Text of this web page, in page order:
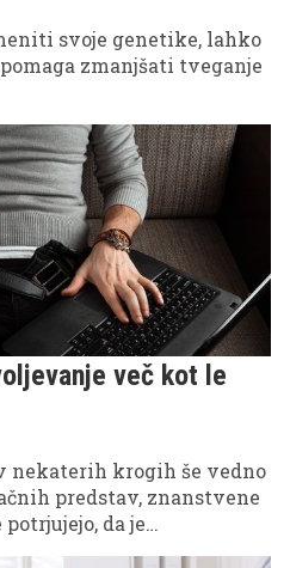
svoje genetike, lahko
zmanjšati tveganje
več kot le
nekaterih krogih še vedno
predstav, znanstvene
da je